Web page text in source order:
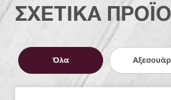
ΣΧΕΤΙΚΑ
Όλα Αξεσουάρ